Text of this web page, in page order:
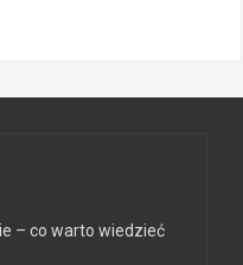
– co warto wiedzieć